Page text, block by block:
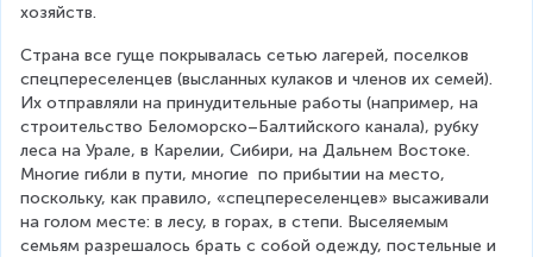
хозяйств.
Страна все гуще покрывалась сетью лагерей, поселков
спецпереселенцев (высланных кулаков и членов их семей).
Их отправляли на принудительные работы (например, на
строительство Беломорско–Балтийского канала), рубку
леса на Урале, в Карелии, Сибири, на Дальнем Востоке.
Многие гибли в пути, многие  по прибытии на место,
поскольку, как правило, «спецпереселенцев» высаживали
на голом месте: в лесу, в горах, в степи. Выселяемым
семьям разрешалось брать с собой одежду, постельные и